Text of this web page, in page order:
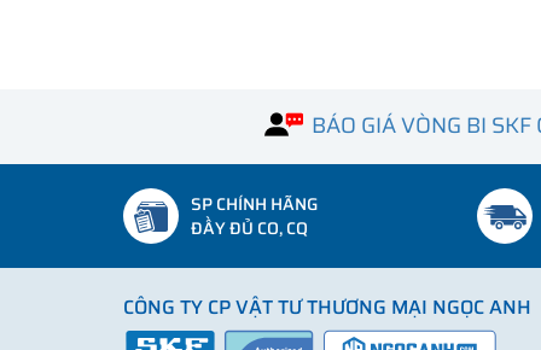
BÁO GIÁ VÒNG BI
SP CHÍNH HÃNG
ĐẦY ĐỦ CO, CQ
CÔNG TY CP VẬT TƯ THƯƠNG MẠI NGỌC ANH